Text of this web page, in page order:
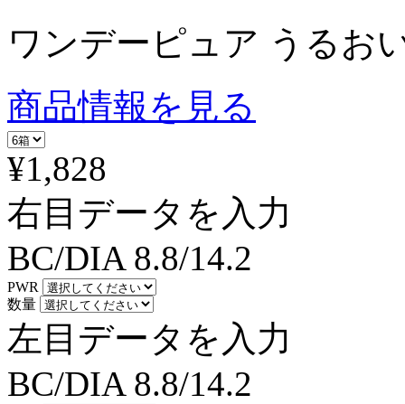
ワンデーピュア うるお
商品情報を見る
¥1,828
右目データを入力
BC/DIA 8.8/14.2
PWR
数量
左目データを入力
BC/DIA 8.8/14.2